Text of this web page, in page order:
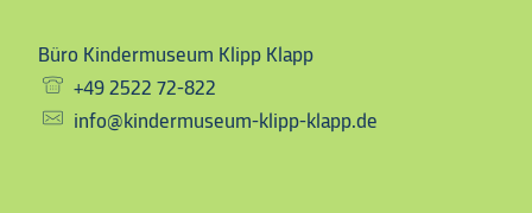
Büro Kindermuseum Klipp Klapp
+49 2522 72-822
info@kindermuseum-klipp-klapp.de